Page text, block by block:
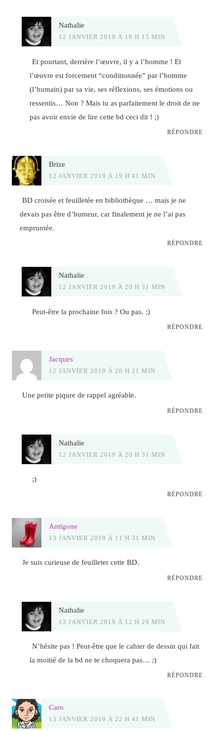
Nathalie
12 JANVIER 2019 À 18 H 15 MIN
Et pourtant, derrière l’œuvre, il y a l’homme ! Et
l’œuvre est forcement “conditionnée” par l’homme
(l’humain) par sa vie, ses réflexions, ses émotions ou
ressentis… Non ? Mais tu as parfaitement le droit de ne
pas avoir envie de lire cette bd ceci dit ! ;)
RÉPONDRE
Brize
12 JANVIER 2019 À 19 H 41 MIN
BD croisée et feuilletée en bibliothèque … mais je ne
devais pas être d’humeur, car finalement je ne l’ai pas
empruntée.
RÉPONDRE
Nathalie
12 JANVIER 2019 À 20 H 31 MIN
Peut-être la prochaine fois ? Ou pas. ;)
RÉPONDRE
Jacques
12 JANVIER 2019 À 20 H 21 MIN
Une petite piqure de rappel agréable.
RÉPONDRE
Nathalie
12 JANVIER 2019 À 20 H 31 MIN
;)
RÉPONDRE
Antigone
13 JANVIER 2019 À 11 H 31 MIN
Je suis curieuse de feuilleter cette BD.
RÉPONDRE
Nathalie
13 JANVIER 2019 À 12 H 29 MIN
N’hésite pas ! Peut-être que le cahier de dessin qui fait
la moitié de la bd ne te choquera pas… ;)
RÉPONDRE
Caro
13 JANVIER 2019 À 22 H 41 MIN